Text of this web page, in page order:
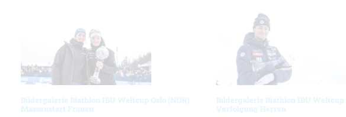
Bildergalerie Biathlon IBU Weltcup Oslo (NOR)
Massenstart Frauen
Bildergalerie Biathlon IBU Weltcup
Verfolgung Herren